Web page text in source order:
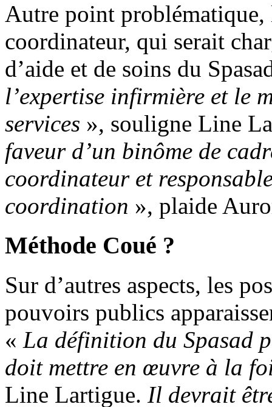
Autre point
coordinateur, qui serait
d’aide et de soins du
l’expertise infirmière et le
services », souligne Line
faveur d’un binôme de
coordinateur et
coordination », plaide
Méthode Coué ?
Sur d’autres aspects, les
pouvoirs publics
« La définition du Spasad
doit mettre en œuvre à la
Line Lartigue. Il devrait